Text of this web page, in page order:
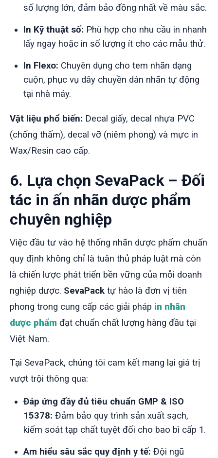
số lượng lớn, đảm bảo đồng nhất về màu sắc.
In Kỹ thuật số: Phù hợp cho nhu cầu in nhanh
lấy ngay hoặc in số lượng ít cho các mẫu thử.
In Flexo: Chuyên dụng cho tem nhãn dạng
cuộn, phục vụ dây chuyền dán nhãn tự động
tại nhà máy.
Vật liệu phổ biến: Decal giấy, decal nhựa PVC
(chống thấm), decal vỡ (niêm phong) và mực in
Wax/Resin cao cấp.
6. Lựa chọn SevaPack – Đối
tác in ấn nhãn dược phẩm
chuyên nghiệp
Việc đầu tư vào hệ thống nhãn dược phẩm chuẩn
quy định không chỉ là tuân thủ pháp luật mà còn
là chiến lược phát triển bền vững của mỗi doanh
nghiệp dược. SevaPack tự hào là đơn vị tiên
phong trong cung cấp các giải pháp in nhãn
dược phẩm đạt chuẩn chất lượng hàng đầu tại
Việt Nam.
Tại SevaPack, chúng tôi cam kết mang lại giá trị
vượt trội thông qua:
Đáp ứng đầy đủ tiêu chuẩn GMP & ISO
15378: Đảm bảo quy trình sản xuất sạch,
kiểm soát tạp chất tuyệt đối cho bao bì cấp 1.
Am hiểu sâu sắc quy định y tế: Đội ngũ